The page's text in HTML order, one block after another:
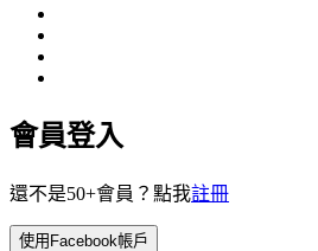
會員登入
還不是50+會員？點我註冊
使用Facebook帳戶